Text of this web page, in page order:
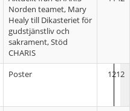
Norden teamet, Mary
Healy till Dikasteriet för
gudstjänstliv och
sakrament, Stöd
CHARIS
Poster 1212